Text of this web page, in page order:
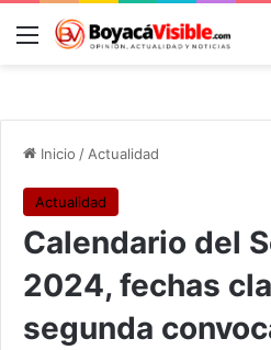
Menú
Inicio / Actualidad
Actualidad
Calendario del
2024, fechas
segunda